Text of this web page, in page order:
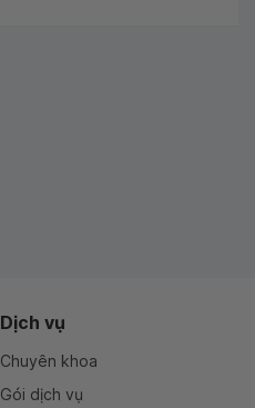
Dịch vụ
Chuyên khoa
Gói dịch vụ